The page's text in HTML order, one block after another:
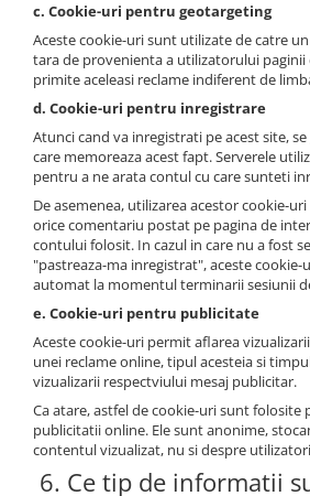
c. Cookie-uri pentru geotargeting
Aceste cookie-uri sunt utilizate de catre
tara de provenienta a utilizatorului
primite aceleasi reclame indiferent de
d. Cookie-uri pentru inregistrare
Atunci cand va inregistrati pe acest site,
care memoreaza acest fapt. Serverele
pentru a ne arata contul cu care sunteti
De asemenea, utilizarea acestor cookie-
orice comentariu postat pe pagina de
contului folosit. In cazul in care nu a fost
"pastreaza-ma inregistrat", aceste cookie-
automat la momentul terminarii sesiunii
e. Cookie-uri pentru publicitate
Aceste cookie-uri permit aflarea
unei reclame online, tipul acesteia si
vizualizarii respectviului mesaj publicitar.
Ca atare, astfel de cookie-uri sunt folosite
publicitatii online. Ele sunt anonime,
contentul vizualizat, nu si despre
6. Ce tip de informatii